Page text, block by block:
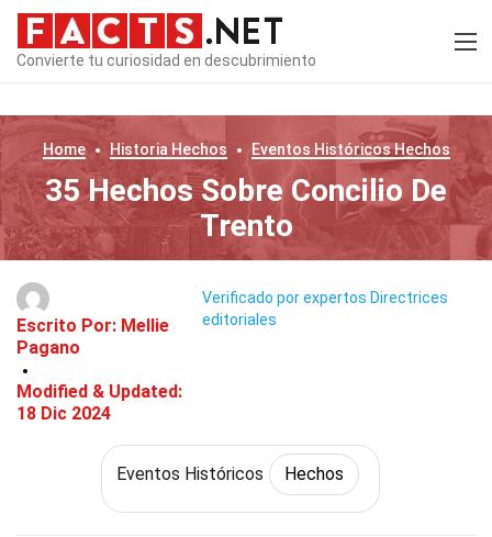
Convierte tu curiosidad en descubrimiento
Home Historia Hechos Eventos HistóricosHechos
35 Hechos Sobre Concilio De
Trento
Escrito Por: Mellie
Pagano
Modified & Updated:
18 Dic 2024
Verificado por expertos Directrices
editoriales
Eventos Históricos Hechos